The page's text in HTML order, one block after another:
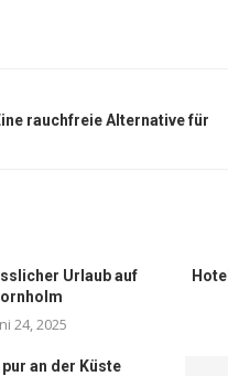
rauchfreie Alternative für
Urlaub auf
24, 2025
an der Küste